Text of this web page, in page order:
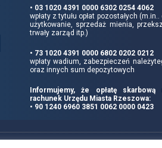
• 03 1020 4391 0000 6302 0254 4062
wpłaty z tytułu opłat pozostałych
użytkowanie, sprzedaż mienia,
trwały zarząd itp.)
• 73 1020 4391 0000 6802 0202 0212
wpłaty wadium, zabezpieczeń
oraz innych sum depozytowych
Informujemy, że opłatę skarbową
rachunek Urzędu Miasta Rzeszowa:
• 90 1240 6960 3851 0062 0000 0423